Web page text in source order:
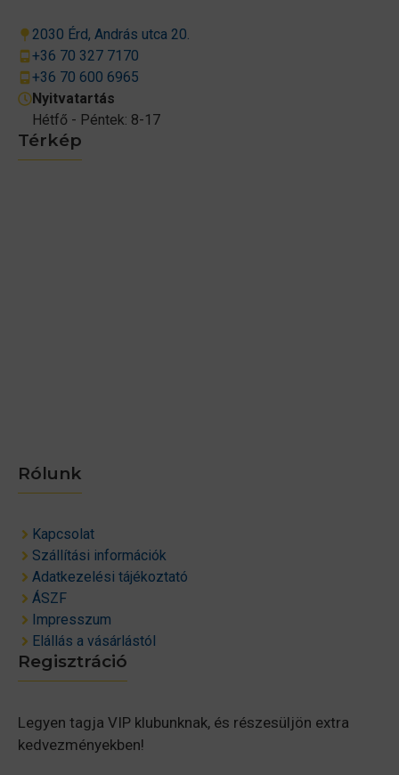
Térkép
Rólunk
Kapcsolat
Szállítási információk
Adatkezelési tájékoztató
ÁSZF
Impresszum
Elállás a vásárlástól
2030 Érd, András utca 20.
+36 70 327 7170
+36 70 600 6965
Nyitvatartás
Hétfő - Péntek: 8-17
Regisztráció
Legyen tagja VIP klubunknak, és részesüljön extra
kedvezményekben!